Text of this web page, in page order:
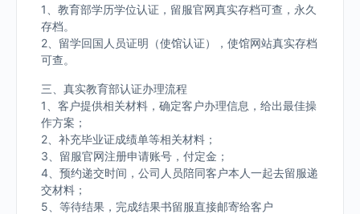
1、教育部学历学位认证，留服官网真实存档可查，永久
存档。
2、留学回国人员证明（使馆认证），使馆网站真实存档
可查。
三、真实教育部认证办理流程
1、客户提供相关材料，确定客户办理信息，给出最佳操
作方案；
2、补充毕业证成绩单等相关材料；
3、留服官网注册申请账号，付定金；
4、预约递交时间，公司人员陪同客户本人一起去留服递
交材料；
5、等待结果，完成结果书留服直接邮寄给客户